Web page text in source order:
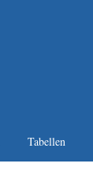
Tabellen